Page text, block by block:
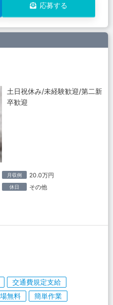
応募する
土日祝休み/未経験歓迎/第二新
卒歓迎
月収例 20.0万円
休日 その他
交通費規定支給
無料 簡単作業